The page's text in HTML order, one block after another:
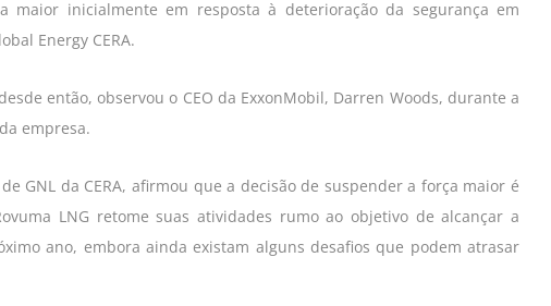
maior inicialmente em resposta à deterioração da segurança em
Energy CERA.
então, observou o CEO da ExxonMobil, Darren Woods, durante a
empresa.
GNL da CERA, afirmou que a decisão de suspender a força maior é
LNG retome suas atividades rumo ao objetivo de alcançar a
ano, embora ainda existam alguns desafios que podem atrasar